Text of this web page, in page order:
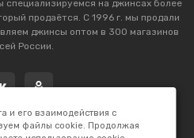
специализируемся на джинсах более
продаётся. С 1996 г. мы продали
джинсы оптом в 300 магазинов
России.
и его взаимодействия с
файлы cookie. Продолжая